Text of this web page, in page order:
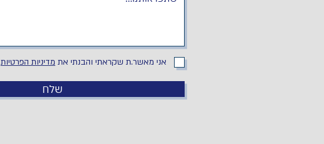
אני מאשר.ת שקראתי והבנתי את מדיניות הפרטיות
שלח